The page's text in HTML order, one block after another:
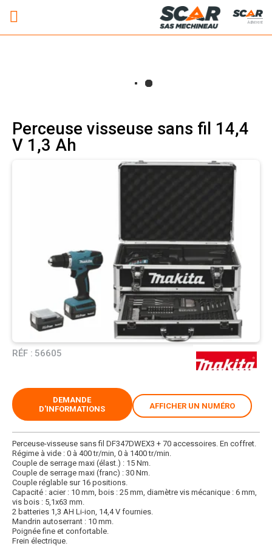
Adhérent
Perceuse visseuse sans fil 14,4
V 1,3 Ah
RÉF : 56605
Perceuse-visseuse sans fil DF347DWEX3 + 70 accessoires. En coffret.
Régime à vide : 0 à 400 tr/min, 0 à 1400 tr/min.
Couple de serrage maxi (élast.) : 15 Nm.
Couple de serrage maxi (franc) : 30 Nm.
Couple réglable sur 16 positions.
Capacité : acier : 10 mm, bois : 25 mm, diamètre vis mécanique : 6 mm,
vis bois : 5,1x63 mm.
2 batteries 1,3 AH Li-ion, 14,4 V fournies.
Mandrin autoserrant : 10 mm.
Poignée fine et confortable.
Frein électrique.
DEMANDE
D'INFORMATIONS
AFFICHER UN NUMÉRO